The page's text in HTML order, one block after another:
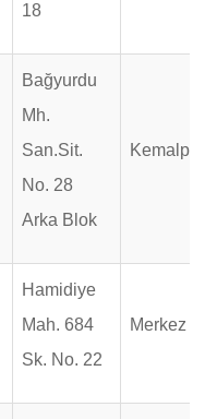
18
Bağyurdu
Mh.
San.Sit.
No. 28
Arka Blok
Kemalpaşa
Hamidiye
Mah. 684
Sk. No. 22
Merkez